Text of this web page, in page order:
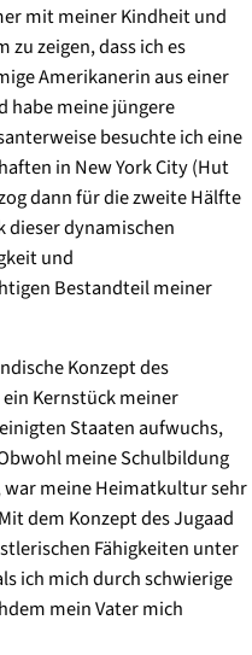
mit meiner Kindheit und
zeigen, dass ich es
Amerikanerin aus einer
habe meine jüngere
besuchte ich eine
in New York City (Hut
dann für die zweite Hälfte
dieser dynamischen
und
Bestandteil meiner
Konzept des
Kernstück meiner
Staaten aufwuchs,
meine Schulbildung
war meine Heimatkultur sehr
dem Konzept desJugaad
Fähigkeiten unter
ich mich durch schwierige
mein Vater mich